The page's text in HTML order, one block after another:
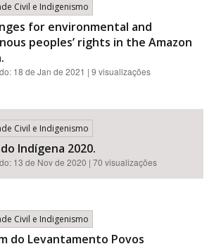
Civil e Indigenismo
for environmental and
peoples’ rights in the Amazon
18 de Jan de 2021 | 9 visualizações
Civil e Indigenismo
Indígena 2020.
13 de Nov de 2020 | 70 visualizações
Civil e Indigenismo
do Levantamento Povos